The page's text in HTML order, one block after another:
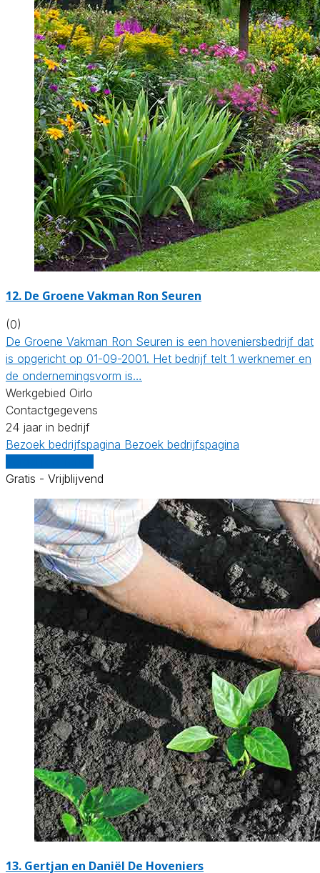
12. De Groene Vakman Ron Seuren
(0)
De Groene Vakman Ron Seuren is een hoveniersbedrijf dat
is opgericht op 01-09-2001. Het bedrijf telt 1 werknemer en
de ondernemingsvorm is…
Werkgebied Oirlo
Contactgegevens
24 jaar in bedrijf
Bezoek bedrijfspagina Bezoek bedrijfspagina
Gratis - Vrijblijvend
13. Gertjan en Daniël De Hoveniers